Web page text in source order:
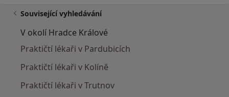
Související vyhledávání
V okolí Hradce Králové
Praktičtí lékaři v Pardubicích
Praktičtí lékaři v Kolíně
Praktičtí lékaři v Trutnov